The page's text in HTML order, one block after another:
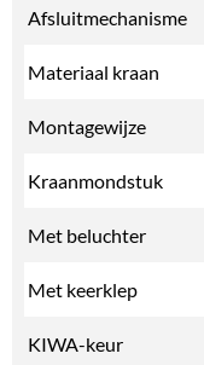
Afsluitmechanisme
Materiaal kraan
Montagewijze
Kraanmondstuk
Met beluchter
Met keerklep
KIWA-keur